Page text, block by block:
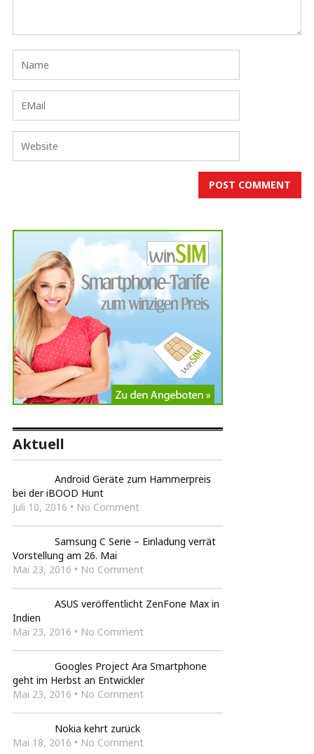
Aktuell
Android Geräte zum Hammerpreis
bei der iBOOD Hunt
Juli 10, 2016 • No Comment
Samsung C Serie – Einladung verrät
Vorstellung am 26. Mai
Mai 23, 2016 • No Comment
ASUS veröffentlicht ZenFone Max in
Indien
Mai 23, 2016 • No Comment
Googles Project Ara Smartphone
geht im Herbst an Entwickler
Mai 23, 2016 • No Comment
Nokia kehrt zurück
Mai 18, 2016 • No Comment